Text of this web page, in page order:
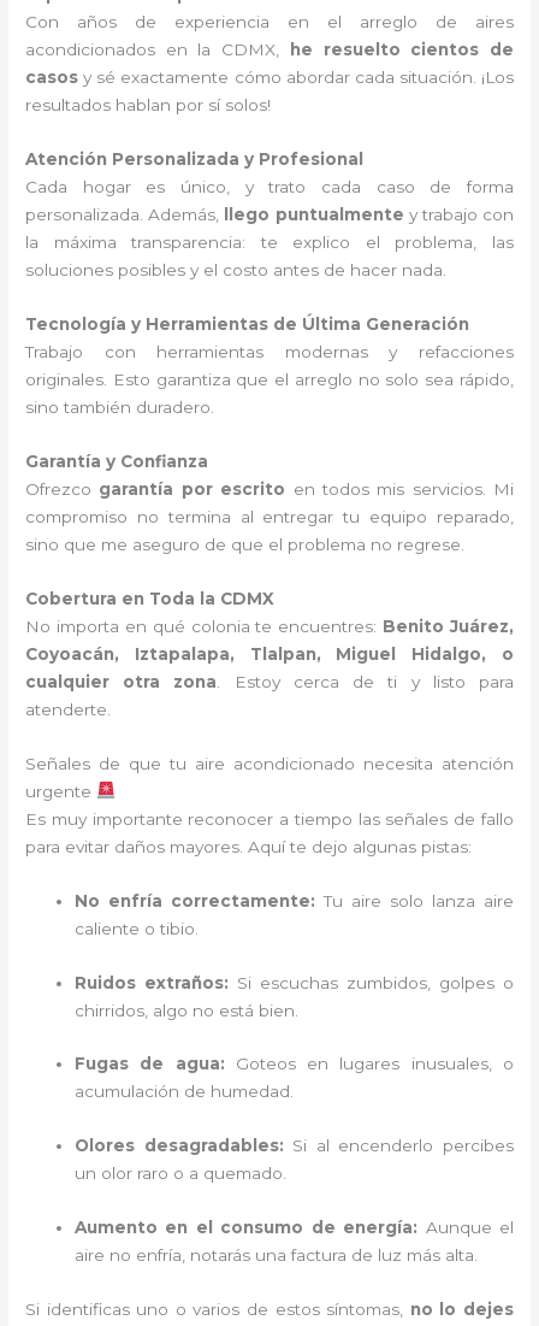
Con años de experiencia en el arreglo de aires
acondicionados en la CDMX,
he resuelto cientos de
casos y sé exactamente cómo abordar cada situación. ¡Los
resultados hablan por sí solos!
Atención Personalizada y Profesional
Cada hogar es único, y trato cada caso de forma
personalizada. Además,
llego puntualmente y trabajo con
la máxima transparencia: te explico el problema, las
soluciones posibles y el costo antes de hacer nada.
Tecnología y Herramientas de Última Generación
Trabajo con herramientas modernas y refacciones
originales. Esto garantiza que el arreglo no solo sea rápido,
sino también duradero.
Garantía y Confianza
Ofrezco garantía por escrito en todos mis servicios. Mi
compromiso no termina al entregar tu equipo reparado,
sino que me aseguro de que el problema no regrese.
Cobertura en Toda la CDMX
No importa en qué colonia te encuentres: Benito Juárez,
Coyoacán, Iztapalapa, Tlalpan, Miguel Hidalgo, o
cualquier otra zona . Estoy cerca de ti y listo para
atenderte.
Señales de que tu aire acondicionado necesita atención
urgente
Es muy importante reconocer a tiempo las señales de fallo
para evitar daños mayores. Aquí te dejo algunas pistas:
No enfría correctamente: Tu aire solo lanza aire
caliente o tibio.
Ruidos extraños: Si escuchas zumbidos, golpes o
chirridos, algo no está bien.
Fugas de agua: Goteos en lugares inusuales, o
acumulación de humedad.
Olores desagradables: Si al encenderlo percibes
un olor raro o a quemado.
Aumento en el consumo de energía: Aunque el
aire no enfría, notarás una factura de luz más alta.
Si identificas uno o varios de estos síntomas, no lo dejes